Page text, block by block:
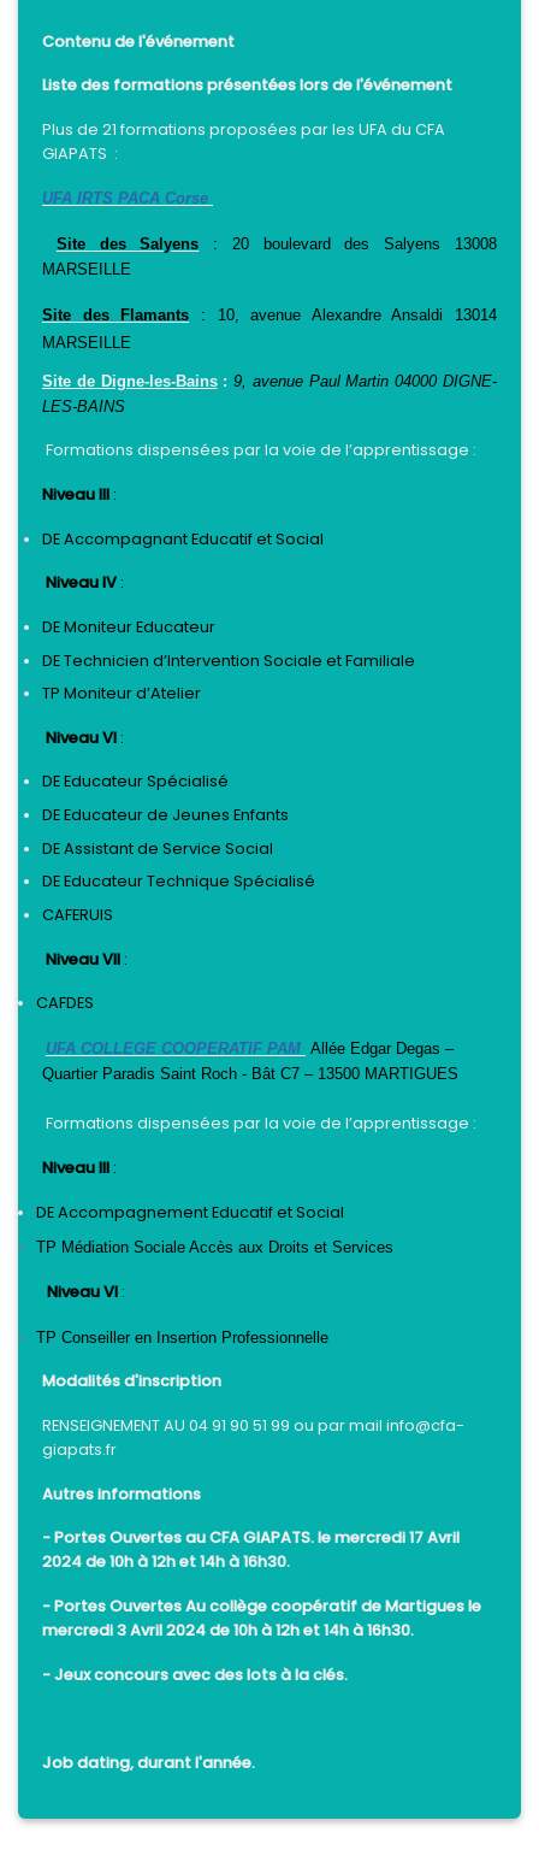
Contenu de l'événement
Liste des formations présentées lors de l'événement
Plus de 21 formations proposées par les UFA du CFA
GIAPATS :
UFA IRTS PACA Corse
Site des Salyens : 20 boulevard des Salyens 13008
MARSEILLE
Site des Flamants : 10, avenue Alexandre Ansaldi 13014
MARSEILLE
Site de Digne-les-Bains:9, avenue Paul Martin 04000 DIGNE-
LES-BAINS
Formations dispensées par la voie de l’apprentissage :
Niveau III :
DE Accompagnant Educatif et Social
Niveau IV :
DE Moniteur Educateur
DE Technicien d’Intervention Sociale et Familiale
TP Moniteur d’Atelier
Niveau VI :
DE Educateur Spécialisé
DE Educateur de Jeunes Enfants
DE Assistant de Service Social
DE Educateur Technique Spécialisé
CAFERUIS
Niveau VII :
CAFDES
UFA COLLEGE COOPERATIF PAM Allée Edgar Degas –
Quartier Paradis Saint Roch - Bât C7 – 13500 MARTIGUES
Formations dispensées par la voie de l’apprentissage :
Niveau III :
DE Accompagnement Educatif et Social
TP Médiation Sociale Accès aux Droits et Services
Niveau VI :
TP Conseiller en Insertion Professionnelle
Modalités d'inscription
RENSEIGNEMENT AU 04 91 90 51 99 ou par mail info@cfa-
giapats.fr
Autres informations
- Portes Ouvertes au CFA GIAPATS. le mercredi 17 Avril
2024 de 10h à 12h et 14h à 16h30.
- Portes Ouvertes Au collège coopératif de Martigues le
mercredi 3 Avril 2024 de 10h à 12h et 14h à 16h30.
- Jeux concours avec des lots à la clés.
Job dating, durant l'année.